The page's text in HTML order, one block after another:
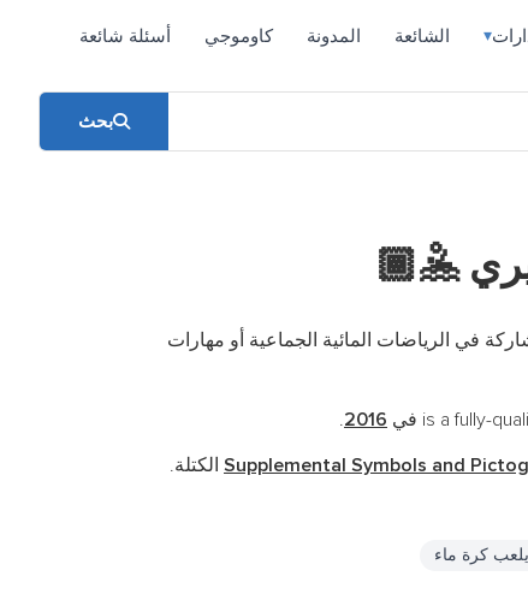
▾ الشائعة المدونة كاوموجي أسئلة شائعة
بحث
🤽🏾
في الرياضات المائية الجماعية أو مهارات
2016
.
Supplemental Symbols and الكتلة.
كرة ماء